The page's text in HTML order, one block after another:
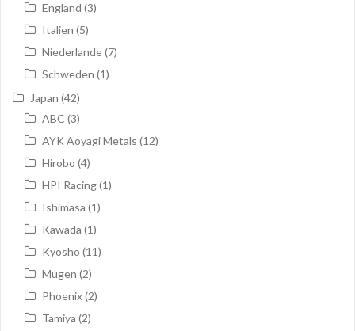
England (3)
Italien (5)
Niederlande(7)
Schweden (1)
Japan (42)
ABC (3)
AYK Aoyagi Metals (12)
Hirobo (4)
HPI Racing(1)
Ishimasa (1)
Kawada (1)
Kyosho (11)
Mugen (2)
Phoenix(2)
Tamiya (2)